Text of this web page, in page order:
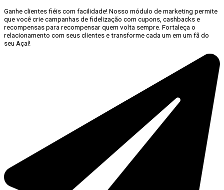
Ganhe clientes fiéis com facilidade! Nosso módulo de marketing permite
que você crie campanhas de fidelização com cupons, cashbacks e
recompensas para recompensar quem volta sempre. Fortaleça o
relacionamento com seus clientes e transforme cada um em um fã do
seu Açaí!